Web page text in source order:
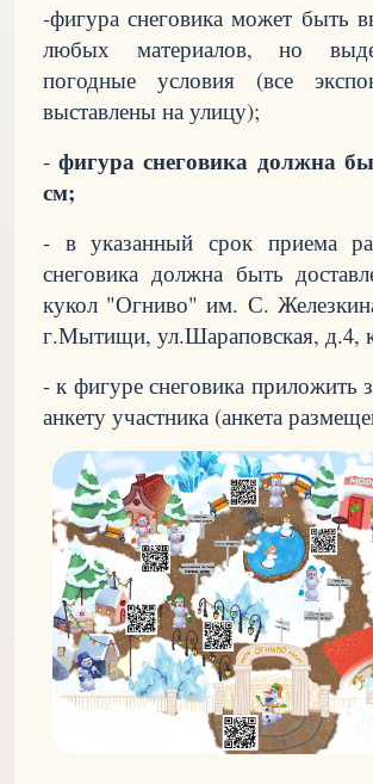
-фигура снеговика может быть
любых материалов, но
погодные условия (все
выставлены на улицу);
-фигура снеговика должна
см;
- в указанный срок приема
снеговика должна быть
кукол "Огниво" им. С.
г.Мытищи, ул.Шараповская, д.4,
- к фигуре снеговика приложить
анкету участника (анкета